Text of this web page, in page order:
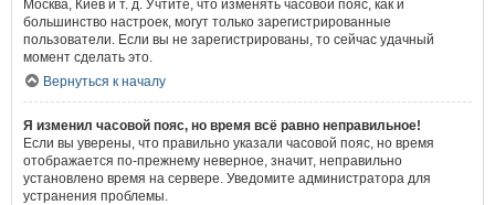
Москва, Киев и т. д. Учтите, что изменять часовой пояс, как и
большинство настроек, могут только зарегистрированные
пользователи. Если вы не зарегистрированы, то сейчас удачный
момент сделать это.
Вернуться к началу
Я изменил часовой пояс, но время всё равно неправильное!
Если вы уверены, что правильно указали часовой пояс, но время
отображается по-прежнему неверное, значит, неправильно
установлено время на сервере. Уведомите администратора для
устранения проблемы.